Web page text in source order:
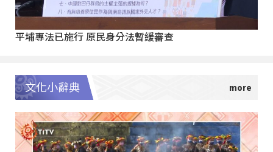
平埔專法已施行 原民身分法暫緩審查
文化小辭典